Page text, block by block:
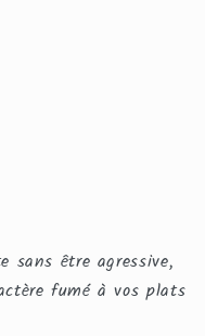
sans être agressive,
fumé à vos plats